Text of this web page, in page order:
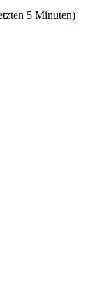
5 Minuten)